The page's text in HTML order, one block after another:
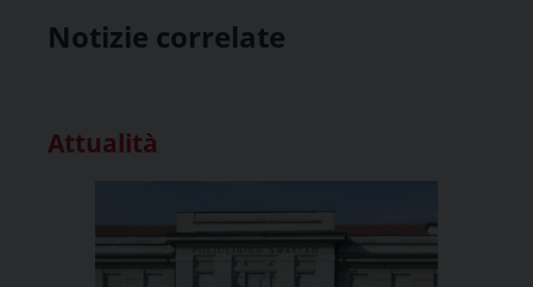
Notizie correlate
Attualità